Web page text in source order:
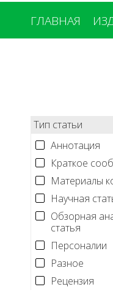
ГЛАВНАЯ
Тип статьи
Аннотация
Краткое
Материалы
Научная
Обзорная
статья
Персоналии
Разное
Рецензия